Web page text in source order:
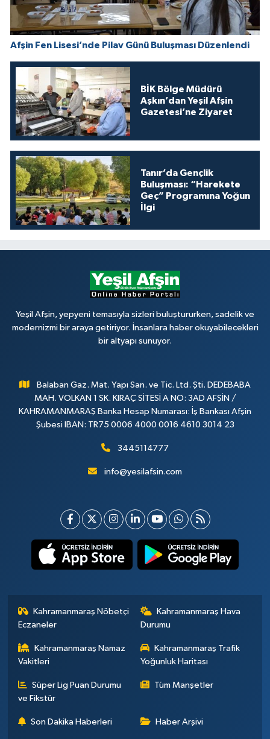
Afşin Fen Lisesi’nde Pilav Günü Buluşması Düzenlendi
BİK Bölge Müdürü
Aşkın’dan Yeşil Afşin
Gazetesi’ne Ziyaret
Tanır’da Gençlik
Buluşması: “Harekete
Geç” Programına Yoğun
İlgi
Yeşil Afşin, yepyeni temasıyla sizleri buluştururken, sadelik ve
modernizmi bir araya getiriyor. İnsanlara haber okuyabilecekleri
bir altyapı sunuyor.
Balaban Gaz. Mat. Yapı San. ve Tic. Ltd. Şti. DEDEBABA
MAH. VOLKAN 1 SK. KIRAÇ SİTESİ A NO: 3AD AFŞİN /
KAHRAMANMARAŞ Banka Hesap Numarası: İş Bankası Afşin
Şubesi IBAN: TR75 0006 4000 0016 4610 3014 23
3445114777
info@yesilafsin.com
Kahramanmaraş Nöbetçi
Eczaneler
Kahramanmaraş Hava
Durumu
Kahramanmaraş Namaz
Vakitleri
Kahramanmaraş Trafik
Yoğunluk Haritası
Süper Lig Puan Durumu
ve Fikstür
Tüm Manşetler
Son Dakika Haberleri Haber Arşivi